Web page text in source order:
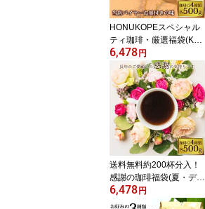
HONUKOPEスペシャル
ティ珈琲・厳選福袋(Kニ
カ・Kホン・Kタン・Kグ
ァテ 各500g) 珈琲豆 加
藤珈琲 コーヒー豆 コー
ヒー 2kg 福袋
6,478 円
送料無料約200杯分入！
感謝の珈琲福袋(夏・ディ
ープ・Kエル・Kコス)コ
ーヒー/コ-ヒ-/有名店のコ
6,478 円